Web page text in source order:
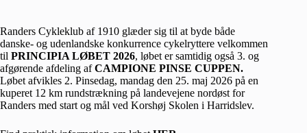
Randers Cykleklub af 1910 glæder sig til at byde både
danske- og udenlandske konkurrence cykelryttere velkommen
til PRINCIPIA LØBET 2026, løbet er samtidig også 3. og
afgørende afdeling afCAMPIONE PINSE CUPPEN.
Løbet afvikles 2. Pinsedag, mandag den 25. maj 2026 på en
kuperet 12 km rundstrækning på landevejene nordøst for
Randers med start og mål ved Korshøj Skolen i Harridslev.